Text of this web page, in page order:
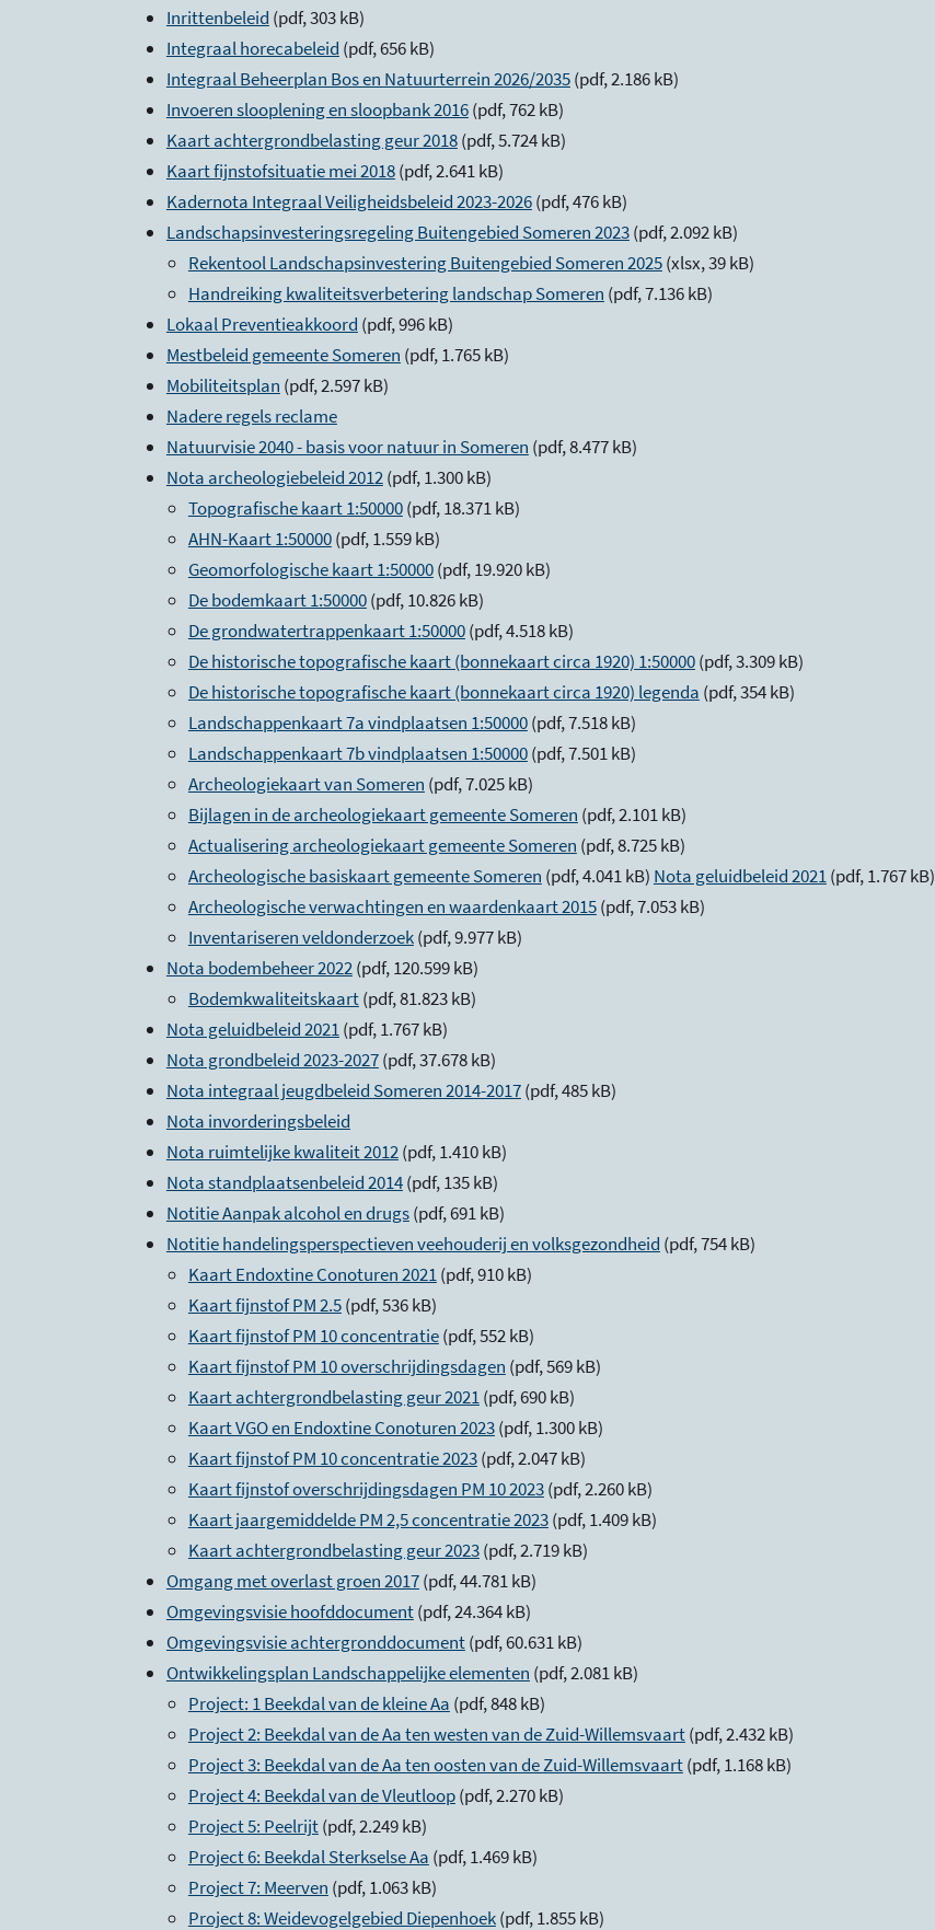
Inrittenbeleid (pdf, 303 kB)
Integraal horecabeleid (pdf, 656 kB)
Integraal Beheerplan Bos en Natuurterrein 2026/2035(pdf, 2.186 kB)
Invoeren slooplening en sloopbank 2016(pdf, 762 kB)
Kaart achtergrondbelasting geur 2018(pdf, 5.724 kB)
Kaart fijnstofsituatie mei 2018(pdf, 2.641 kB)
Kadernota Integraal Veiligheidsbeleid 2023-2026(pdf, 476 kB)
Landschapsinvesteringsregeling Buitengebied Someren 2023(pdf, 2.092 kB)
Rekentool Landschapsinvestering Buitengebied Someren 2025(xlsx, 39 kB)
Handreiking kwaliteitsverbetering landschap Someren (pdf, 7.136 kB)
Lokaal Preventieakkoord (pdf, 996 kB)
Mestbeleid gemeente Someren (pdf, 1.765 kB)
Mobiliteitsplan (pdf, 2.597 kB)
Nadere regels reclame
Natuurvisie 2040 - basis voor natuur in Someren (pdf, 8.477 kB)
Nota archeologiebeleid 2012(pdf, 1.300 kB)
Topografische kaart 1:50000(pdf, 18.371 kB)
AHN-Kaart 1:50000(pdf, 1.559 kB)
Geomorfologische kaart 1:50000(pdf, 19.920 kB)
De bodemkaart 1:50000(pdf, 10.826 kB)
De grondwatertrappenkaart 1:50000(pdf, 4.518 kB)
De historische topografische kaart (bonnekaart circa 1920) 1:50000(pdf, 3.309 kB)
De historische topografische kaart (bonnekaart circa 1920) legenda (pdf, 354 kB)
Landschappenkaart 7a vindplaatsen 1:50000(pdf, 7.518 kB)
Landschappenkaart 7b vindplaatsen 1:50000(pdf, 7.501 kB)
Archeologiekaart van Someren (pdf, 7.025 kB)
Bijlagen in de archeologiekaart gemeente Someren (pdf, 2.101 kB)
Actualisering archeologiekaart gemeente Someren (pdf, 8.725 kB)
Archeologische basiskaart gemeente Someren (pdf, 4.041 kB) Nota geluidbeleid 2021(pdf, 1.767 kB)
Archeologische verwachtingen en waardenkaart 2015(pdf, 7.053 kB)
Inventariseren veldonderzoek(pdf, 9.977 kB)
Nota bodembeheer 2022(pdf, 120.599 kB)
Bodemkwaliteitskaart(pdf, 81.823 kB)
Nota geluidbeleid 2021(pdf, 1.767 kB)
Nota grondbeleid 2023-2027(pdf, 37.678 kB)
Nota integraal jeugdbeleid Someren 2014-2017(pdf, 485 kB)
Nota invorderingsbeleid
Nota ruimtelijke kwaliteit 2012(pdf, 1.410 kB)
Nota standplaatsenbeleid 2014(pdf, 135 kB)
Notitie Aanpak alcohol en drugs(pdf, 691 kB)
Notitie handelingsperspectieven veehouderij en volksgezondheid (pdf, 754 kB)
Kaart Endoxtine Conoturen 2021(pdf, 910 kB)
Kaart fijnstof PM 2.5(pdf, 536 kB)
Kaart fijnstof PM 10 concentratie(pdf, 552 kB)
Kaart fijnstof PM 10 overschrijdingsdagen (pdf, 569 kB)
Kaart achtergrondbelasting geur 2021(pdf, 690 kB)
Kaart VGO en Endoxtine Conoturen 2023(pdf, 1.300 kB)
Kaart fijnstof PM 10 concentratie 2023(pdf, 2.047 kB)
Kaart fijnstof overschrijdingsdagen PM 10 2023(pdf, 2.260 kB)
Kaart jaargemiddelde PM 2,5 concentratie 2023(pdf, 1.409 kB)
Kaart achtergrondbelasting geur 2023(pdf, 2.719 kB)
Omgang met overlast groen 2017(pdf, 44.781 kB)
Omgevingsvisie hoofddocument(pdf, 24.364 kB)
Omgevingsvisie achtergronddocument(pdf, 60.631 kB)
Ontwikkelingsplan Landschappelijke elementen (pdf, 2.081 kB)
Project: 1 Beekdal van de kleine Aa (pdf, 848 kB)
Project 2: Beekdal van de Aa ten westen van de Zuid-Willemsvaart(pdf, 2.432 kB)
Project 3: Beekdal van de Aa ten oosten van de Zuid-Willemsvaart(pdf, 1.168 kB)
Project 4: Beekdal van de Vleutloop(pdf, 2.270 kB)
Project 5: Peelrijt(pdf, 2.249 kB)
Project 6: Beekdal Sterkselse Aa (pdf, 1.469 kB)
Project 7: Meerven (pdf, 1.063 kB)
Project 8: Weidevogelgebied Diepenhoek(pdf, 1.855 kB)